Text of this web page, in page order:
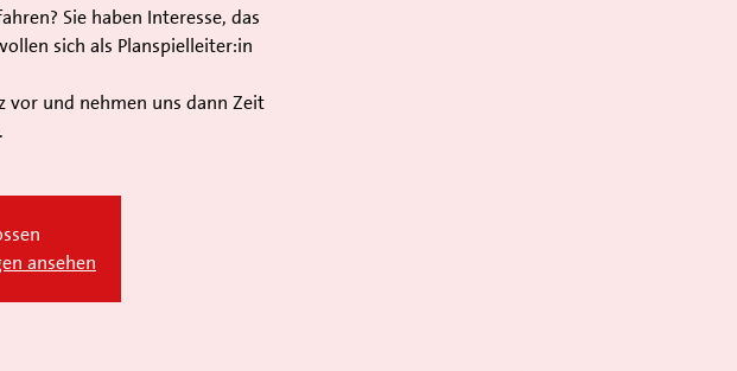
Sie haben Interesse, das
sich als Planspielleiter:in
vor und nehmen uns dann Zeit
ansehen